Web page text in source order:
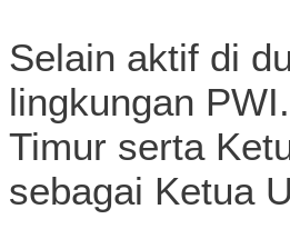
Selain aktif di
lingkungan
Timur serta
sebagai Ketua